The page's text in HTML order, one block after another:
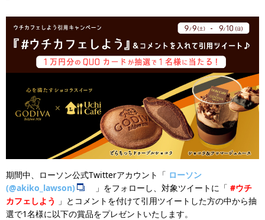
期間中、ローソン公式Twitterアカウント「 ローソン
(@akiko_lawson)
」をフォローし、対象ツイートに「 #ウチ
カフェしよう
」とコメントを付けて引用ツイートした方の中から抽
選で1名様に以下の賞品をプレゼントいたします。